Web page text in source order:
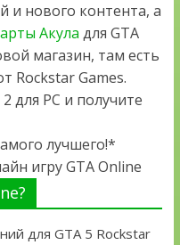
и нового контента, а
Акула для GTA
магазин, там есть
Rockstar Games.
для PC и получите
лучшего!*
игру GTA Online
для GTA 5 Rockstar